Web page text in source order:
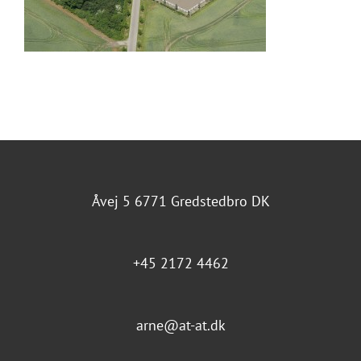
Åvej 5 6771 Gredstedbro DK
+45 2172 4462
arne@at-at.dk